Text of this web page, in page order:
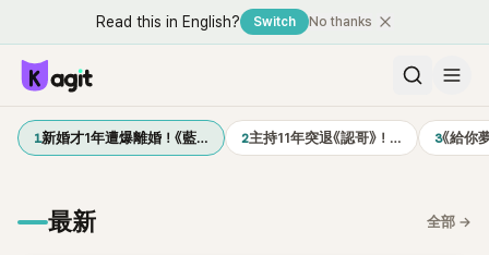
Read this in English? Switch No thanks
1新婚才1年遭爆離婚！《藍… 2主持11年突退《認哥》！… 3《給你
最新 全部 →